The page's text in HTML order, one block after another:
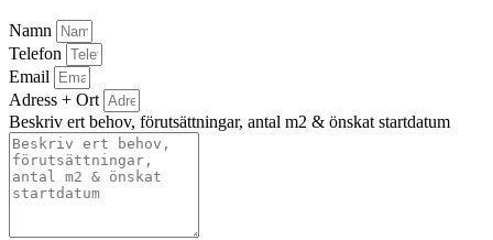
Namn
Telefon
Email
Adress + Ort
Beskriv ert behov, förutsättningar, antal m2 & önskat startdatum